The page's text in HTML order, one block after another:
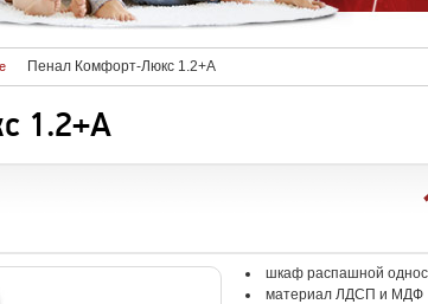
Пенал Комфорт-Люкс 1.2+А
1.2+А
шкаф распашной
материал ЛДСП и МДФ